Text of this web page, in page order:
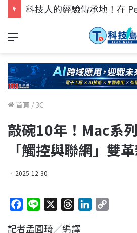
首頁 / 3C
敲碗10年！Mac系
「觸控與聯網」雙
2025-12-30
c
n
r
記者孟圓琦／編譯